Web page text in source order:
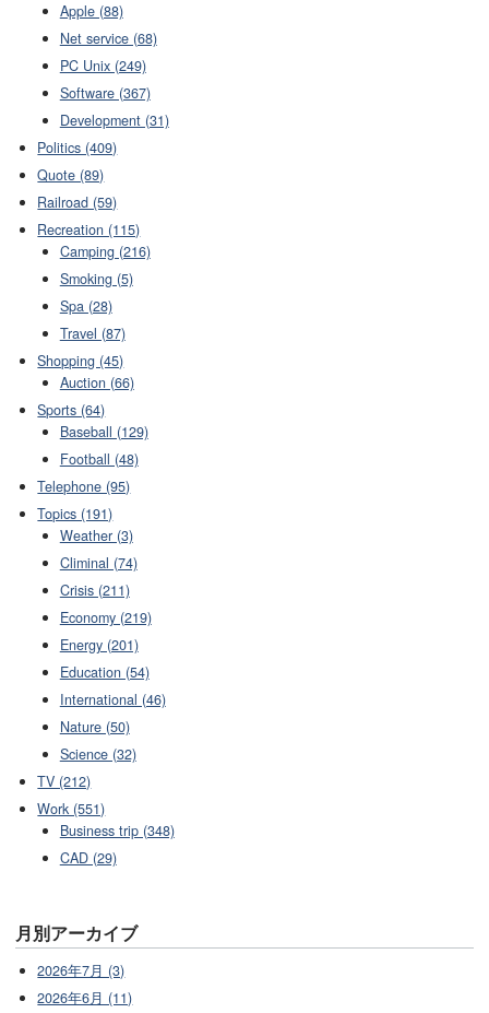
Apple (88)
Net service (68)
PC Unix (249)
Software (367)
Development (31)
Politics (409)
Quote (89)
Railroad (59)
Recreation (115)
Camping (216)
Smoking (5)
Spa (28)
Travel (87)
Shopping (45)
Auction (66)
Sports (64)
Baseball (129)
Football (48)
Telephone (95)
Topics (191)
Weather (3)
Climinal (74)
Crisis (211)
Economy (219)
Energy (201)
Education (54)
International (46)
Nature (50)
Science (32)
TV (212)
Work (551)
Business trip (348)
CAD (29)
月別アーカイブ
2026年7月 (3)
2026年6月 (11)